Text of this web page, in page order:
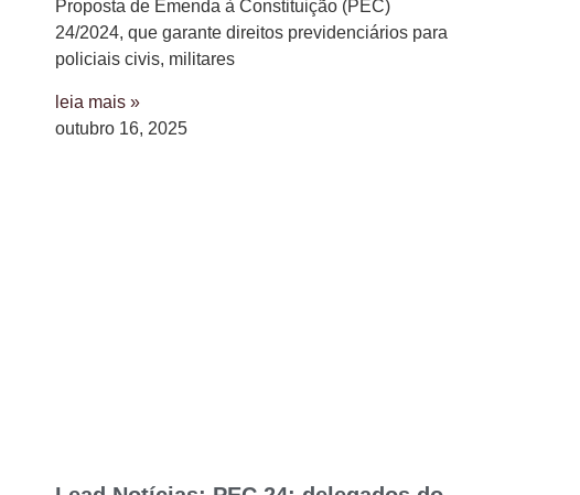
Proposta de Emenda à Constituição (PEC)
24/2024, que garante direitos previdenciários para
policiais civis, militares
leia mais »
outubro 16, 2025